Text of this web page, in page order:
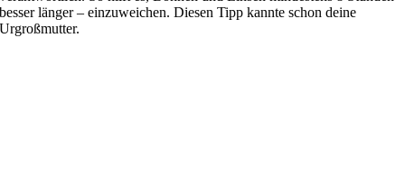
besser länger – einzuweichen. Diesen Tipp kannte schon deine
Urgroßmutter.